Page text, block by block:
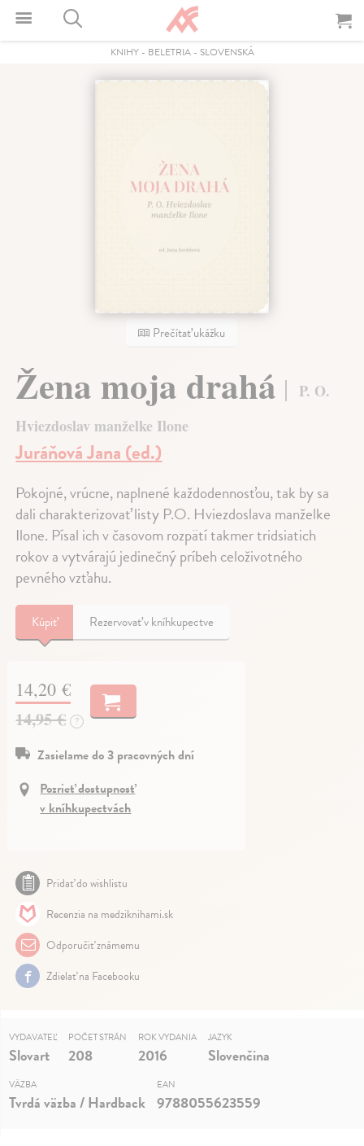
KNIHY- BELETRIA- SLOVENSKÁ
Prečítať ukážku
Žena moja drahá
P. O.
Hviezdoslav manželke Ilone
Juráňová Jana (ed.)
Pokojné, vrúcne, naplnené každodennosťou, tak by sa
dali charakterizovať listy P.O. Hviezdoslava manželke
Ilone. Písal ich v časovom rozpätí takmer tridsiatich
rokov a vytvárajú jedinečný príbeh celoživotného
pevného vzťahu.
Kúpiť Rezervovať v kníhkupectve
14,20 €
14,95 € ?
Zasielame do 3 pracovných dní
Pozrieť dostupnosť
v kníhkupectvách
Pridať do wishlistu
Recenzia na medziknihami.sk
Odporučiť známemu
Zdielať na Facebooku
VYDAVATEĽ
Slovart
POČET STRÁN
208
ROK VYDANIA
2016
JAZYK
Slovenčina
VÄZBA
Tvrdá väzba / Hardback
EAN
9788055623559